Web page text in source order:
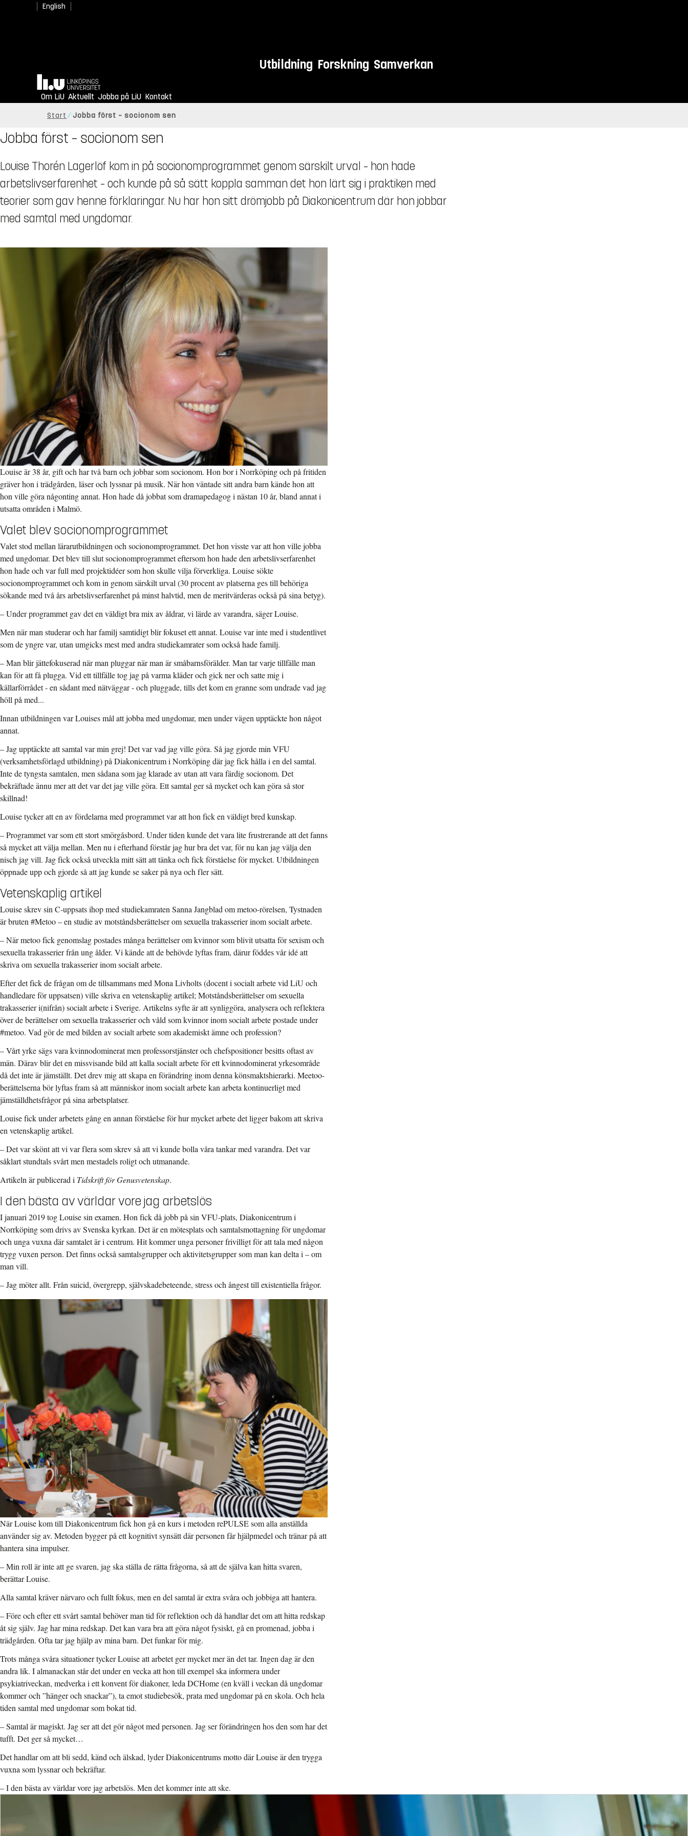
English
Utbildning Forskning Samverkan
Hem
Om LiU Aktuellt Jobba på LiU Kontakt
Start Jobba först – socionom sen
Jobba först – socionom sen
Louise Thorén Lagerlöf kom in på socionomprogrammet genom särskilt urval – hon hade
arbetslivserfarenhet – och kunde på så sätt koppla samman det hon lärt sig i praktiken med
teorier som gav henne förklaringar. Nu har hon sitt drömjobb på Diakonicentrum där hon jobbar
med samtal med ungdomar.
Louise är 38 år, gift och har två barn och jobbar som socionom. Hon bor i Norrköping och på fritiden
gräver hon i trädgården, läser och lyssnar på musik. När hon väntade sitt andra barn kände hon att
hon ville göra någonting annat. Hon hade då jobbat som dramapedagog i nästan 10 år, bland annat i
utsatta områden i Malmö.
Valet blev socionomprogrammet
Valet stod mellan lärarutbildningen och socionomprogrammet. Det hon visste var att hon ville jobba
med ungdomar. Det blev till slut socionomprogrammet eftersom hon hade den arbetslivserfarenhet
hon hade och var full med projektidéer som hon skulle vilja förverkliga. Louise sökte
socionomprogrammet och kom in genom särskilt urval (30 procent av platserna ges till behöriga
sökande med två års arbetslivserfarenhet på minst halvtid, men de meritvärderas också på sina betyg).
– Under programmet gav det en väldigt bra mix av åldrar, vi lärde av varandra, säger Louise.
Men när man studerar och har familj samtidigt blir fokuset ett annat. Louise var inte med i studentlivet
som de yngre var, utan umgicks mest med andra studiekamrater som också hade familj.
– Man blir jättefokuserad när man pluggar när man är småbarnsförälder. Man tar varje tillfälle man
kan för att få plugga. Vid ett tillfälle tog jag på varma kläder och gick ner och satte mig i
källarförrådet - en sådant med nätväggar - och pluggade, tills det kom en granne som undrade vad jag
höll på med...
Innan utbildningen var Louises mål att jobba med ungdomar, men under vägen upptäckte hon något
annat.
– Jag upptäckte att samtal var min grej! Det var vad jag ville göra. Så jag gjorde min VFU
(verksamhetsförlagd utbildning) på Diakonicentrum i Norrköping där jag fick hålla i en del samtal.
Inte de tyngsta samtalen, men sådana som jag klarade av utan att vara färdig socionom. Det
bekräftade ännu mer att det var det jag ville göra. Ett samtal ger så mycket och kan göra så stor
skillnad!
Louise tycker att en av fördelarna med programmet var att hon fick en väldigt bred kunskap.
– Programmet var som ett stort smörgåsbord. Under tiden kunde det vara lite frustrerande att det fanns
så mycket att välja mellan. Men nu i efterhand förstår jag hur bra det var, för nu kan jag välja den
nisch jag vill. Jag fick också utveckla mitt sätt att tänka och fick förståelse för mycket. Utbildningen
öppnade upp och gjorde så att jag kunde se saker på nya och fler sätt.
Vetenskaplig artikel
Louise skrev sin C-uppsats ihop med studiekamraten Sanna Jangblad om metoo-rörelsen, Tystnaden
är bruten #Metoo – en studie av motståndsberättelser om sexuella trakasserier inom socialt arbete.
– När metoo fick genomslag postades många berättelser om kvinnor som blivit utsatta för sexism och
sexuella trakasserier från ung ålder. Vi kände att de behövde lyftas fram, därur föddes vår idé att
skriva om sexuella trakasserier inom socialt arbete.
Efter det fick de frågan om de tillsammans med Mona Livholts (docent i socialt arbete vid LiU och
handledare för uppsatsen) ville skriva en vetenskaplig artikel; Motståndsberättelser om sexuella
trakasserier i(nifrån) socialt arbete i Sverige. Artikelns syfte är att synliggöra, analysera och reflektera
över de berättelser om sexuella trakasserier och våld som kvinnor inom socialt arbete postade under
#metoo. Vad gör de med bilden av socialt arbete som akademiskt ämne och profession?
– Vårt yrke sägs vara kvinnodominerat men professorstjänster och chefspositioner besitts oftast av
män. Därav blir det en missvisande bild att kalla socialt arbete för ett kvinnodominerat yrkesområde
då det inte är jämställt. Det drev mig att skapa en förändring inom denna könsmaktshierarki. Meetoo-
berättelserna bör lyftas fram så att människor inom socialt arbete kan arbeta kontinuerligt med
jämställdhetsfrågor på sina arbetsplatser.
Louise fick under arbetets gång en annan förståelse för hur mycket arbete det ligger bakom att skriva
en vetenskaplig artikel.
– Det var skönt att vi var flera som skrev så att vi kunde bolla våra tankar med varandra. Det var
såklart stundtals svårt men mestadels roligt och utmanande.
Artikeln är publicerad i Tidskrift för Genusvetenskap.
I den bästa av världar vore jag arbetslös
I januari 2019 tog Louise sin examen. Hon fick då jobb på sin VFU-plats, Diakonicentrum i
Norrköping som drivs av Svenska kyrkan. Det är en mötesplats och samtalsmottagning för ungdomar
och unga vuxna där samtalet är i centrum. Hit kommer unga personer frivilligt för att tala med någon
trygg vuxen person. Det finns också samtalsgrupper och aktivitetsgrupper som man kan delta i – om
man vill.
– Jag möter allt. Från suicid, övergrepp, självskadebeteende, stress och ångest till existentiella frågor.
När Louise kom till Diakonicentrum fick hon gå en kurs i metoden rePULSE som alla anställda
använder sig av. Metoden bygger på ett kognitivt synsätt där personen får hjälpmedel och tränar på att
hantera sina impulser.
– Min roll är inte att ge svaren, jag ska ställa de rätta frågorna, så att de själva kan hitta svaren,
berättar Louise.
Alla samtal kräver närvaro och fullt fokus, men en del samtal är extra svåra och jobbiga att hantera.
– Före och efter ett svårt samtal behöver man tid för reflektion och då handlar det om att hitta redskap
åt sig själv. Jag har mina redskap. Det kan vara bra att göra något fysiskt, gå en promenad, jobba i
trädgården. Ofta tar jag hjälp av mina barn. Det funkar för mig.
Trots många svåra situationer tycker Louise att arbetet ger mycket mer än det tar. Ingen dag är den
andra lik. I almanackan står det under en vecka att hon till exempel ska informera under
psykiatriveckan, medverka i ett konvent för diakoner, leda DCHome (en kväll i veckan då ungdomar
kommer och ”hänger och snackar”), ta emot studiebesök, prata med ungdomar på en skola. Och hela
tiden samtal med ungdomar som bokat tid.
– Samtal är magiskt. Jag ser att det gör något med personen. Jag ser förändringen hos den som har det
tufft. Det ger så mycket…
Det handlar om att bli sedd, känd och älskad, lyder Diakonicentrums motto där Louise är den trygga
vuxna som lyssnar och bekräftar.
– I den bästa av världar vore jag arbetslös. Men det kommer inte att ske.